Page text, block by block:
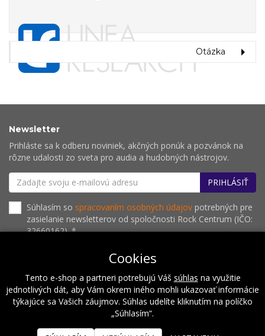
Otázka
Newsletter
Prihláste sa k odberu noviniek, akčných ponúk a pozvánok na
rôzne udalosti zo sveta pro audia a hudobných nástrojov.
PRIHLÁSIŤ
Súhlasím so spracovaním osobných údajov potrebných pre
zasielanie newsletterov od spoločnosti Rock Centrum (IČO:
32660162). *
O nás Naše hodnoty Inštalácie
Referencie
Kalendár podujatí
Kontakt
Cookies
Tento e-shop a partneri potrebujú Váš súhlas na využitie
jednotlivých dát, aby Vám okrem iného mohli ukazovať informácie
týkajúce sa Vašich záujmov. Súhlas udelíte kliknutím na políčko
„Súhlasím“.